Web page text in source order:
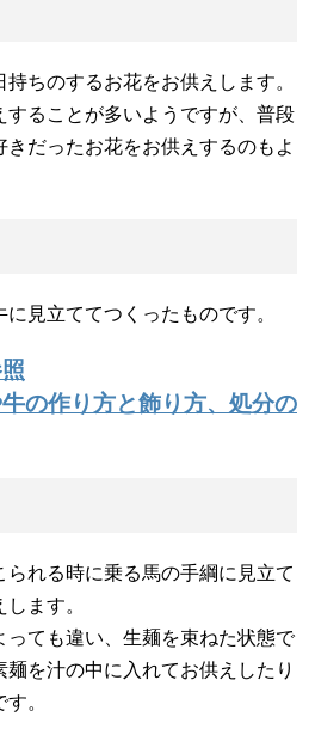
ちのするお花をお供えします。
することが多いようですが、普段
だったお花をお供えするのもよ
見立ててつくったものです。
の作り方と飾り方、処分の
られる時に乗る馬の手綱に見立て
ます。
っても違い、生麺を束ねた状態で
を汁の中に入れてお供えしたり
。